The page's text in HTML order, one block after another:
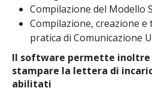
Compilazione del Modello S
Compilazione, creazione e
pratica di Comunicazione
Il software permette inoltre
stampare la lettera di
abilitati